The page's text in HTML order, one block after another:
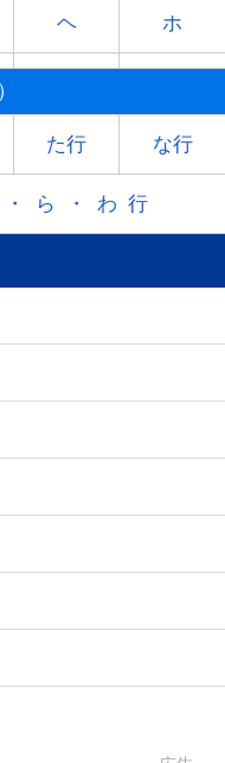
ヘ ホ
- ヨ
レ
た行 な行
ら・わ行